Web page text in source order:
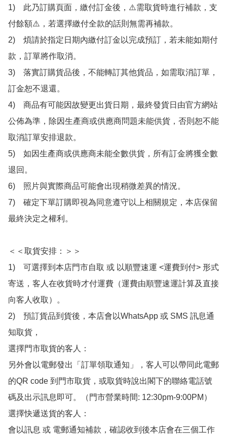
1)　此乃訂購頁面，繳付訂金後，⚠️需取貨時進行補款，支
付餘額⚠️，若選擇繳付全款的話則無需再補款。
2)　煩請於指定日期內繳付訂金以完成預訂，若未能如期付
款，訂單將作取消。
3)　落實訂購貨品後，不能轉訂其他貨品，如需取消訂單，
訂金恕不退還。
4)　商品有可能因故變更出貨日期，最終發貨日由官方網站
公佈為準，除因生產商或供應商問題未能供貨，否則恕不能
取消訂單安排退款。
5)　如因生產商或供應商未能全數供貨，所有訂金將獲全數
退回。
6)　照片與實際商品可能會出現稍微差異的情況。
7)　確定下單訂購即視為同意遵守以上相關規定，本店保留
最終決定之權利。
＜＜取貨安排：＞＞
1)　可選擇到本店門市自取 或 以順豐速運 <運費到付> 形式
寄送，客人在收貨時才付運費（運費由順豐速運計算及直接
向客人收取）。
2)　預訂貨品到貨後，本店會以WhatsApp 或 SMS 訊息通
知取貨，
選擇門市取貨的客人：
另外會以電郵發出「訂單領取通知」，客人可以帶同此電郵
的QR code 到門市取貨，或取貨時說出閣下的聯絡電話號
碼及出示訊息即可。（門市營業時間: 12:30pm-9:00PM）
選擇快遞送貨的客人：
會以訊息 或 電郵通知補款，確認收到後本店會在三個工作